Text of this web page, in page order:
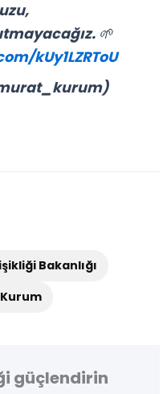
🌱
kUy1LZRToU
Bakanlığı
güçlendirin